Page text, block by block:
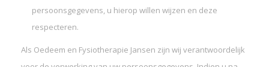
persoonsgegevens, u hierop willen wijzen en deze
respecteren.
Als Oedeem en Fysiotherapie Jansen zijn wij verantwoordelijk